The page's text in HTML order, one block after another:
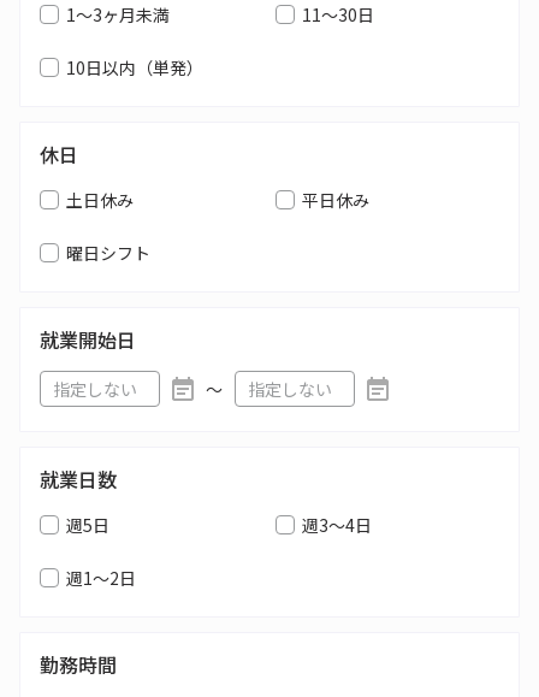
1～3ヶ月未満 11～30日
10日以内（単発）
休日
土日休み 平日休み
曜日シフト
就業開始日
〜
就業日数
週5日 週3～4日
週1～2日
勤務時間